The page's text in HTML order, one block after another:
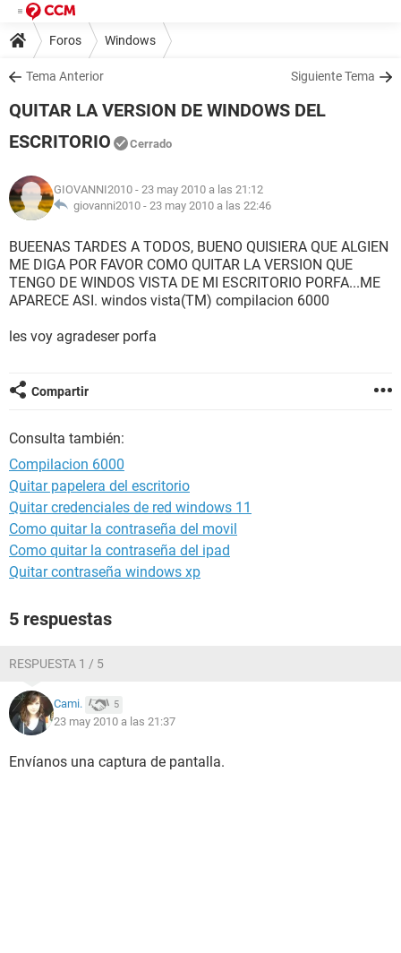
Foros Windows
Tema Anterior Siguiente Tema
QUITAR LA VERSION DE WINDOWS DEL
ESCRITORIO
Cerrado
GIOVANNI2010 - 23 may 2010 a las 21:12
giovanni2010 - 23 may 2010 a las 22:46
BUEENAS TARDES A TODOS, BUENO QUISIERA QUE ALGIEN
ME DIGA POR FAVOR COMO QUITAR LA VERSION QUE
TENGO DE WINDOS VISTA DE MI ESCRITORIO PORFA...ME
APARECE ASI. windos vista(TM) compilacion 6000
les voy agradeser porfa
Compartir
Consulta también:
Compilacion 6000
Quitar papelera del escritorio
Quitar credenciales de red windows 11
Como quitar la contraseña del movil
Como quitar la contraseña del ipad
Quitar contraseña windows xp
5 respuestas
RESPUESTA 1 / 5
Cami. 5
23 may 2010 a las 21:37
Envíanos una captura de pantalla.